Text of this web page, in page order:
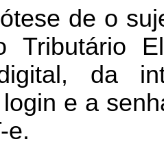
de o
Tributário
da
e a
e.